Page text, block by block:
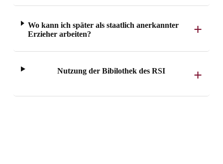
Wo kann ich später als staatlich anerkannter
Erzieher arbeiten?
Nutzung der Bibilothek des RSI